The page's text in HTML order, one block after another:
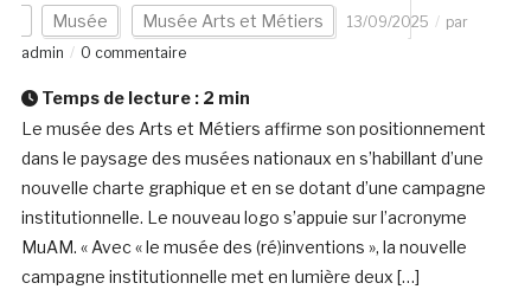
Musée Musée Arts et Métiers 13/09/2025
par
admin
0 commentaire
Temps de lecture : 2 min
Le musée des Arts et Métiers affirme son positionnement
dans le paysage des musées nationaux en s’habillant d’une
nouvelle charte graphique et en se dotant d’une campagne
institutionnelle. Le nouveau logo s’appuie sur l’acronyme
MuAM. « Avec « le musée des (ré)inventions », la nouvelle
campagne institutionnelle met en lumière deux […]